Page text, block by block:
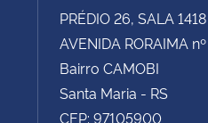
PRÉDIO 26, SALA 1418
AVENIDA RORAIMA
Bairro CAMOBI
Santa Maria - RS
CEP: 97105900